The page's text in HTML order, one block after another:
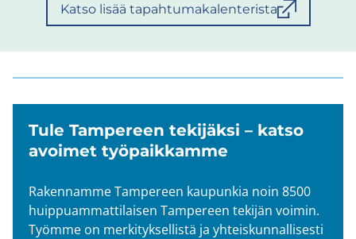
Katso lisää tapahtumakalenterista
Tule Tam­pe­reen te­ki­jäk­si – katso
avoi­met työ­paik­kam­me
Ra­ken­nam­me Tam­pe­reen kau­pun­kia noin 8500
huip­puam­mat­ti­lai­sen Tam­pe­reen te­ki­jän voi­min.
Työm­me on mer­ki­tyk­sel­lis­tä ja yh­teis­kun­nal­li­ses­ti